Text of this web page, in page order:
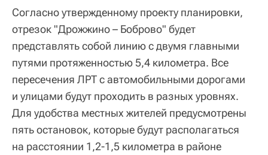
Согласно утвержденному проекту планировки,
отрезок "Дрожжино – Боброво" будет
представлять собой линию с двумя главными
путями протяженностью 5,4 километра. Все
пересечения ЛРТ с автомобильными дорогами
и улицами будут проходить в разных уровнях.
Для удобства местных жителей предусмотрены
пять остановок, которые будут располагаться
на расстоянии 1,2-1,5 километра в районе